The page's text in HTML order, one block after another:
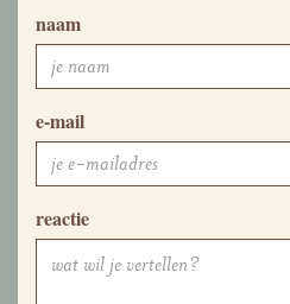
naam
e-mail
reactie